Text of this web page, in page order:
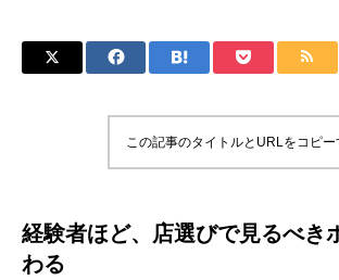
この記事のタイトルとURLをコピー
経験者ほど、店選びで見るべき
わる